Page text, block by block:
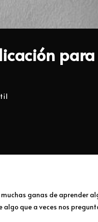
ganas de aprender
que a veces nos